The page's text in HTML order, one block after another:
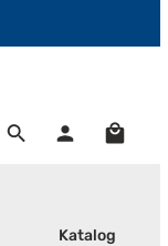
Katalog